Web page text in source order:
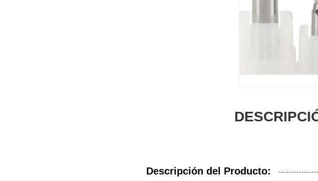
Descripción del Producto: